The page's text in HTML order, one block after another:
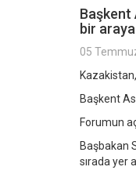
Başkent
bir
05
Başkent
Forumun
Başbakan
sırada yer